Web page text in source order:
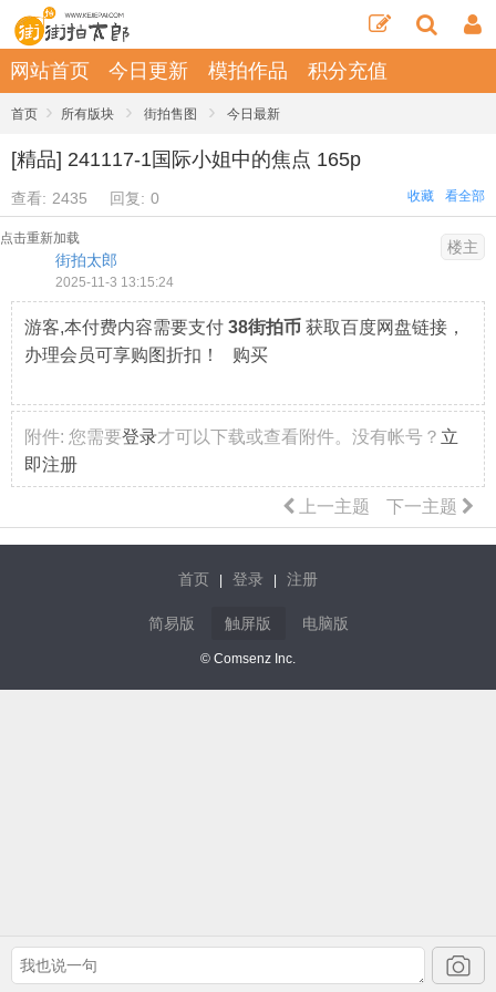
网站首页 今日更新 模拍作品 积分充值
首页 › 所有版块 › 街拍售图 › 今日最新
[精品] 241117-1国际小姐中的焦点 165p
查看: 2435 回复: 0 看全部
收藏
点击重新加载
街拍太郎
2025-11-3 13:15:24
楼主
游客,本付费内容需要支付 38街拍币 获取百度网盘链接，
办理会员可享购图折扣！ 购买
附件: 您需要登录才可以下载或查看附件。没有帐号？ 立
即注册
下一主题
上一主题
首页 登录 注册
简易版 触屏版 电脑版
© Comsenz Inc.